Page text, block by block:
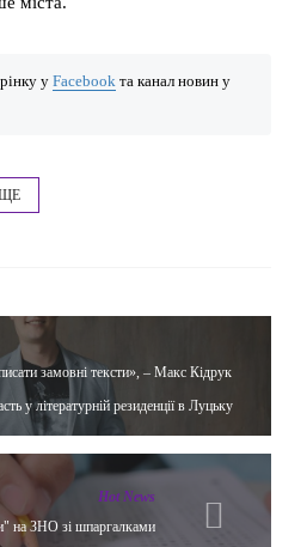
у Facebook та канал новин у
замовні тексти», – Макс Кідрук
у літературній резиденції в Луцьку
Hot News
на ЗНО зі шпаргалками